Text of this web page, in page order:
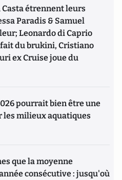
étrennent leurs
Paradis & Samuel
Leonardo di Caprio
du brukini, Cristiano
ex Cruise joue du
pourrait bien être une
milieux aquatiques
que la moyenne
consécutive : jusqu'où